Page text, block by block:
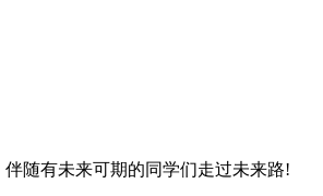
随有未来可期的同学们走过未来路!